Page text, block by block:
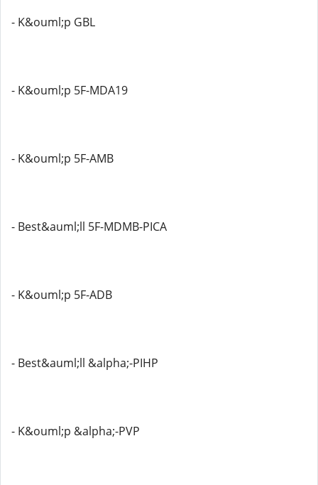
- K&ouml;p GBL
- K&ouml;p 5F-MDA19
- K&ouml;p 5F-AMB
- Best&auml;ll 5F-MDMB-PICA
- K&ouml;p 5F-ADB
- Best&auml;ll &alpha;-PIHP
- K&ouml;p &alpha;-PVP